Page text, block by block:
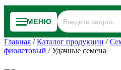
МЕНЮ
Главная /Каталог продукции /
фиолетовый /Удачные семена